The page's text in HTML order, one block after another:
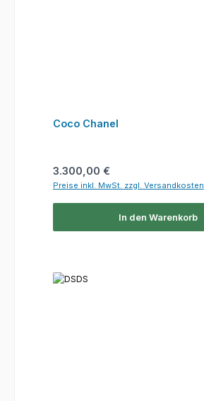
Coco Chanel
Regulärer Preis:
3.300,00 €
Preise inkl. MwSt. zzgl. Versandkosten
In den Warenkorb